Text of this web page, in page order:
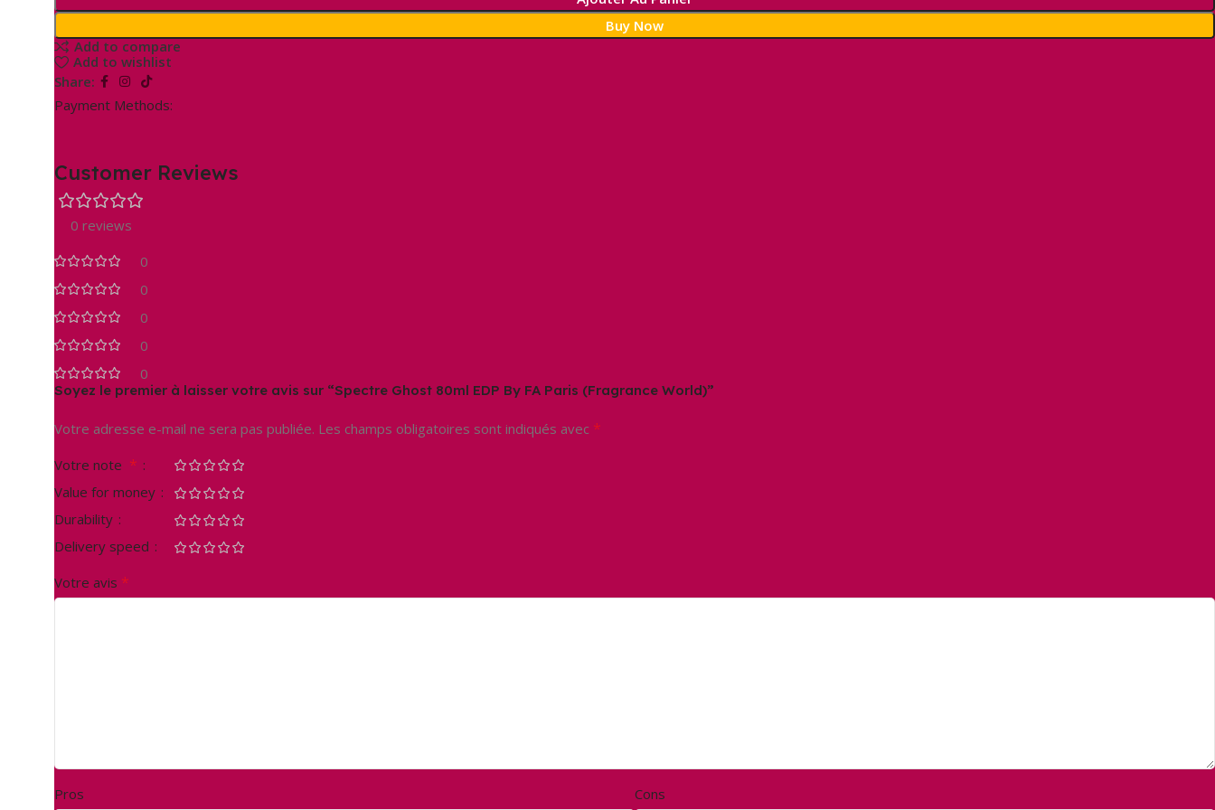
Buy Now
Add to compare
Add to wishlist
Share:
Payment Methods:
Customer Reviews
0 reviews
0
0
0
0
0
Soyez le premier à laisser votre avis sur “Spectre Ghost 80ml EDP By FA Paris (Fragrance World)”
Votre adresse e-mail ne sera pas publiée. Les champs obligatoires sont indiqués avec *
Votre note *
Value for money
Durability
Delivery speed
Votre avis *
Pros Cons